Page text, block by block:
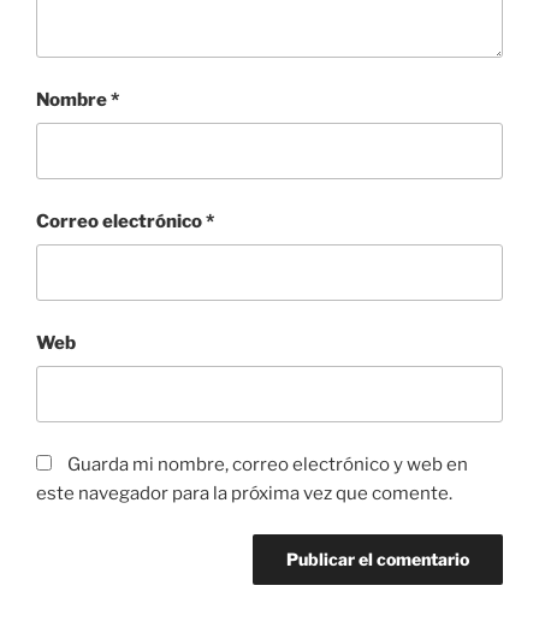
Nombre*
Correo electrónico*
Web
Guarda mi nombre, correo electrónico y web en
este navegador para la próxima vez que comente.